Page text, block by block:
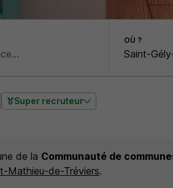
OÙ ?
Super recruteur
de la Communauté de
Mathieu-de-Tréviers.